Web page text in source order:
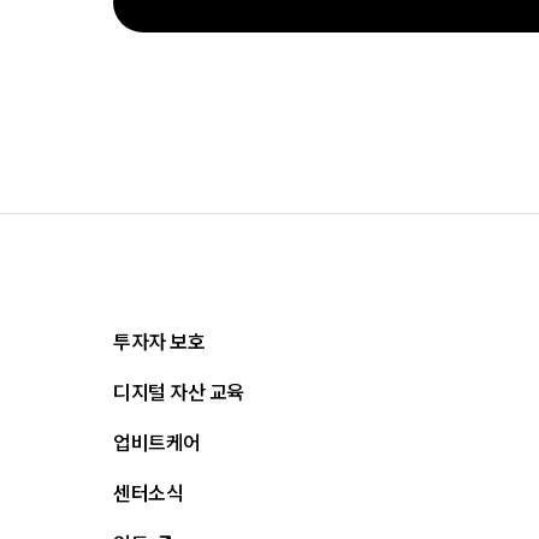
투자자 보호
올바른 투자란?
투자사기 유형과 예방
업비트 보호조치
디지털 자산 교육
교육
조사·연구
업비트케어
서비스안내
서비스신청
센터소식